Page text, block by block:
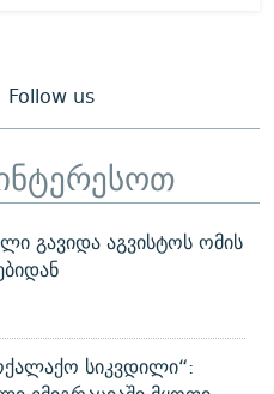
Follow us
გავიდა აგვისტოს ომის
სიკვდილი“: